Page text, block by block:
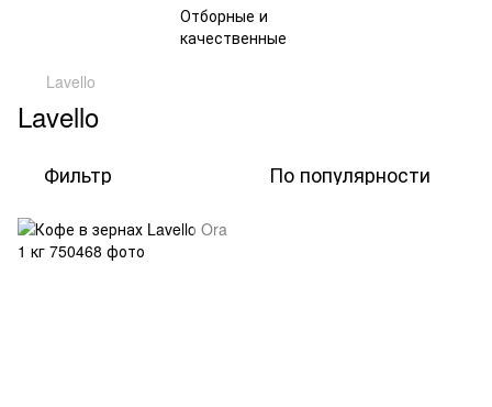
Lavello
Lavello
Фильтр По популярности